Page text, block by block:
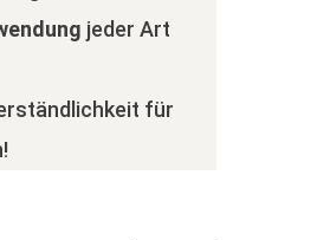
jeder Art
für